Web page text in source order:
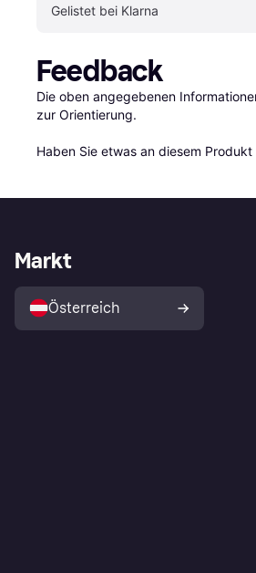
Gelistet bei Klarna
Feedback
Die oben angegebenen
zur Orientierung.
Haben Sie etwas an diesem
Markt
Österreich